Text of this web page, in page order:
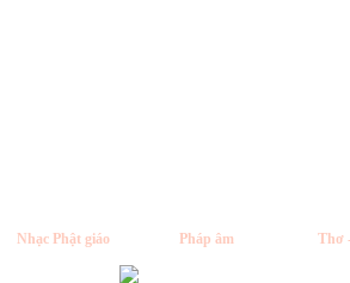
Nhạc Phật giáo Pháp âm Thơ